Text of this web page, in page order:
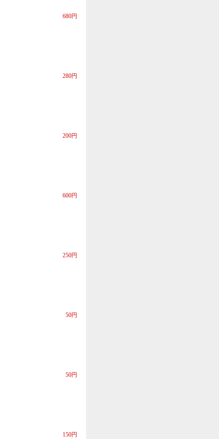
680円
280円
200円
600円
250円
50円
50円
150円